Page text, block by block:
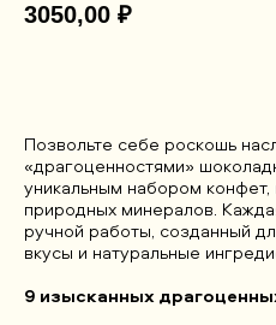
3050,00 ₽
Позвольте себе роскошь
«драгоценностями»
уникальным набором
природных минералов.
ручной работы, созданный
вкусы и натуральные
9 изысканных